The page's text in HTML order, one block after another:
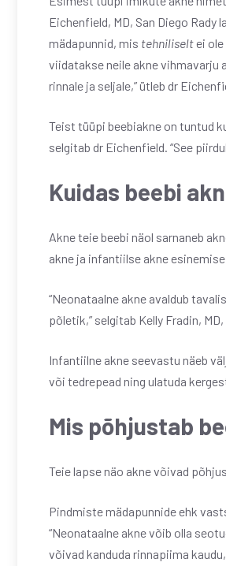
Eichenfield, MD, San Diego
mädapunnid, mis tehniliseltei
viidatakse neile akne vihmavarju
rinnale ja seljale,” ütleb dr
Teist tüüpi beebiakne on tuntud
selgitab dr Eichenfield. “See
Kuidas beebi
Akne teie beebi näol sarnaneb
akne ja infantiilse akne
“Neonataalne akne avaldub
põletik,” selgitab Kelly Fradin,
Infantiilne akne seevastu näeb
või tedrepead ning ulatuda
Mis põhjustab
Teie lapse näo akne võivad
Pindmiste mädapunnide ehk
“Neonataalne akne võib olla
võivad kanduda rinnapiima